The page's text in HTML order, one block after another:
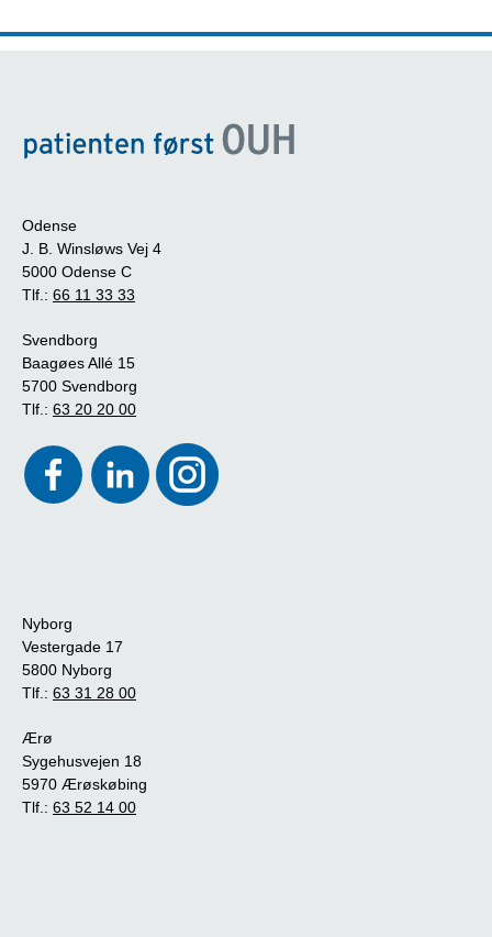
Odense
J. B. Winsløws Vej 4
5000 Odense C
Tlf.: 66 11 33 33
Svendborg
Baagøes Allé 15
5700 Svendborg
Tlf.: 63 20 20 00
Nyborg
Vestergade 17
5800 Nyborg
Tlf.: 63 31 28 00
Ærø
Sygehusvejen 18
5970 Ærøskøbing
Tlf.: 63 52 14 00